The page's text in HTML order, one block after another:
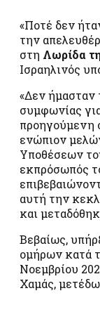
«Ποτέ δεν
την
στη Λωρίδα
Ισραηλινός
«Δεν ήμασταν
συμφωνίας
προηγούμενη
ενώπιον
Υποθέσεων
εκπρόσωπός
αυτή την
και
Βεβαίως,
ομήρων κατά
Νοεμβρίου
Χαμάς,